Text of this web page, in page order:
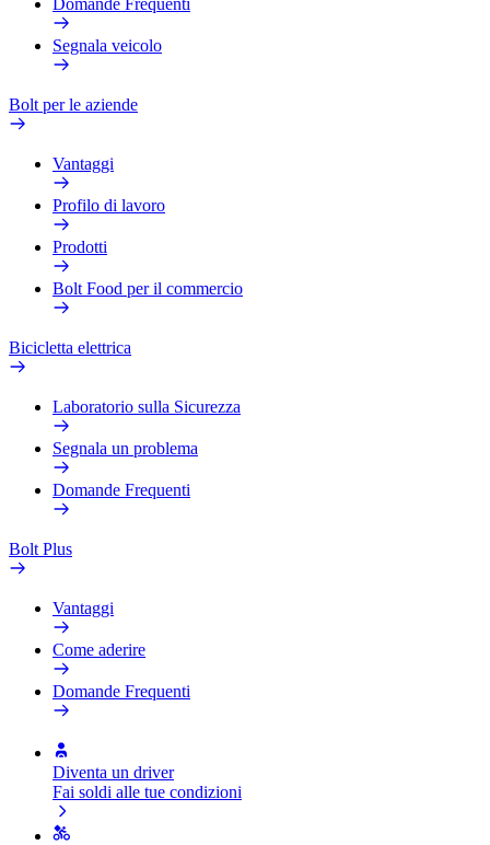
Domande Frequenti
Segnala veicolo
Bolt per le aziende
Vantaggi
Profilo di lavoro
Prodotti
Bolt Food per il commercio
Bicicletta elettrica
Laboratorio sulla Sicurezza
Segnala un problema
Domande Frequenti
Bolt Plus
Vantaggi
Come aderire
Domande Frequenti
Diventa un driver
Fai soldi alle tue condizioni